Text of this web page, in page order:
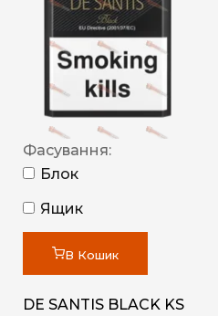
Фасування:
Блок
Ящик
В Кошик
DE SANTIS BLACK KS